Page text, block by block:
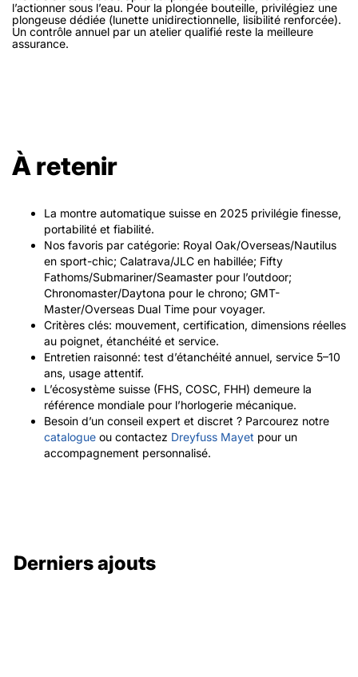
l’actionner sous l’eau. Pour la plongée bouteille, privilégiez une
plongeuse dédiée (lunette unidirectionnelle, lisibilité renforcée).
Un contrôle annuel par un atelier qualifié reste la meilleure
assurance.
À retenir
La montre automatique suisse en 2025 privilégie finesse,
portabilité et fiabilité.
Nos favoris par catégorie: Royal Oak/Overseas/Nautilus
en sport-chic; Calatrava/JLC en habillée; Fifty
Fathoms/Submariner/Seamaster pour l’outdoor;
Chronomaster/Daytona pour le chrono; GMT-
Master/Overseas Dual Time pour voyager.
Critères clés: mouvement, certification, dimensions réelles
au poignet, étanchéité et service.
Entretien raisonné: test d’étanchéité annuel, service 5–10
ans, usage attentif.
L’écosystème suisse (FHS, COSC, FHH) demeure la
référence mondiale pour l’horlogerie mécanique.
Besoin d’un conseil expert et discret ? Parcourez notre
catalogue ou contactez Dreyfuss Mayet pour un
accompagnement personnalisé.
Derniers ajouts